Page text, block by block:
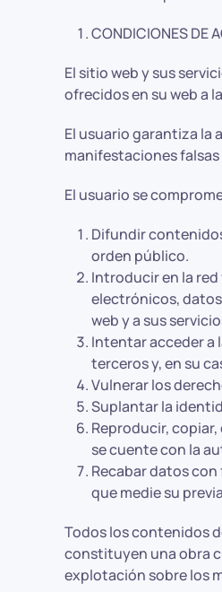
CONDICIONES DE
El sitio web y sus
ofrecidos en su web a
El usuario garantiza la
manifestaciones
El usuario se
Difundir
orden público.
Introducir en la
electrónicos, datos
web y a sus
Intentar acceder a
terceros y, en su
Vulnerar los
Suplantar la
Reproducir,
se cuente con la
Recabar datos
que medie su
Todos los contenidos
constituyen una obra
explotación sobre los